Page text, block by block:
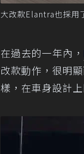
大改款Elantra也採用
在過去的一年內，
改款動作，很明
樣，在車身設計